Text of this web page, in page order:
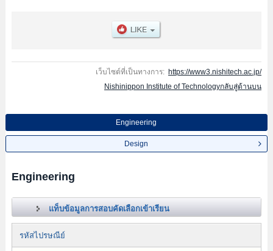
เว็บไซต์ที่เป็นทางการ: https://www3.nishitech.ac.jp/
Nishinippon Institute of Technologyกลับสู่ด้านบน
Engineering
Design
Engineering
แท็บข้อมูลการสอบคัดเลือกเข้าเรียน
รหัสไปรษณีย์